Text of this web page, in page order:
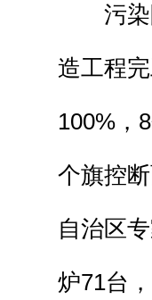
污染防
造工程
100%，
个旗控
自治区
炉71台